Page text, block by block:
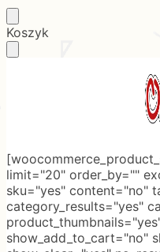
Skip
to
Skip
to
Koszyk
limit="20" order_by=""
sku="yes" content="no"
category_results="yes"
show_add_to_cart="no"